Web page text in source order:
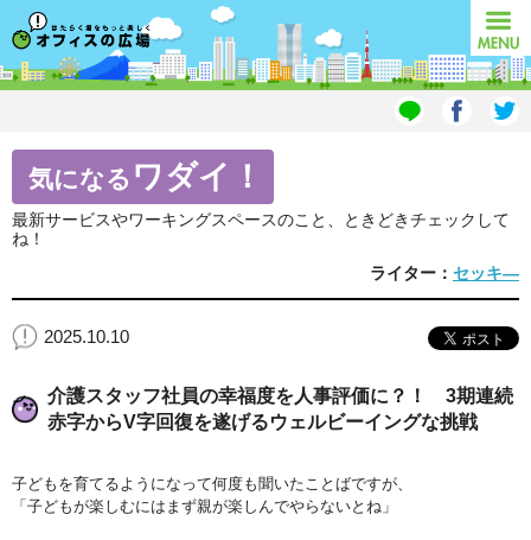
オフィスの広場 MENU
気になる ワダイ！
最新サービスやワーキングスペースのこと、ときどきチェックして
ね！
ライター： セッキ―
2025.10.10
介護スタッフ社員の幸福度を人事評価に？！ 3期連続
赤字からV字回復を遂げるウェルビーイングな挑戦
子どもを育てるようになって何度も聞いたことばですが、
「子どもが楽しむにはまず親が楽しんでやらないとね」